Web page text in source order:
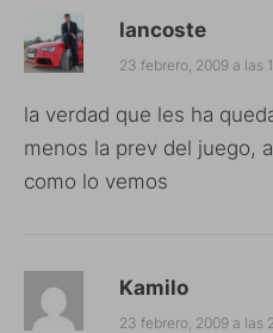
lancoste
23 febrero, 2009 a las
la verdad que les ha
menos la prev del juego,
como lo vemos
Kamilo
23 febrero, 2009 a las